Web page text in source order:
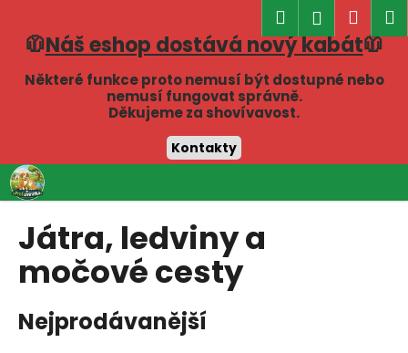
🧥Náš eshop dostává nový kabát🧥
Některé funkce proto nemusí být dostupné nebo
nemusí fungovat správně.
Děkujeme za shovívavost.
Kontakty
Přejít
na
obsah
Hledat
košík
Játra, ledviny a
močové cesty
Nejprodávanější
Zpět
Zpět
o
t
e
b
u
j
e